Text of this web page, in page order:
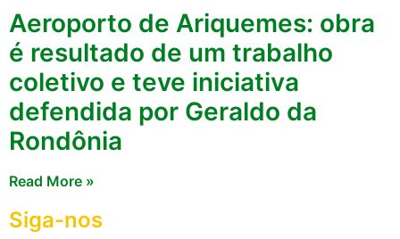
Aeroporto de Ariquemes: obra
é resultado de um trabalho
coletivo e teve iniciativa
defendida por Geraldo da
Rondônia
Read More »
Siga-nos